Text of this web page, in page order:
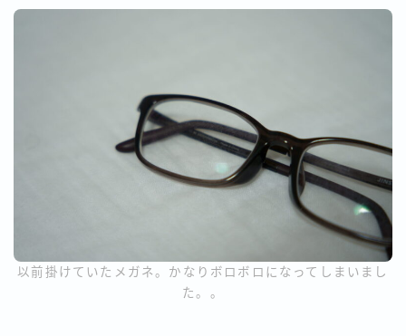
以前掛けていたメガネ。かなりボロボロになってしまいまし
た。。